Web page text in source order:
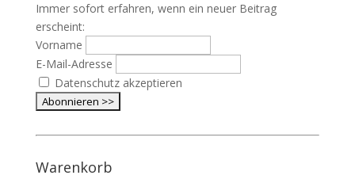
Immer sofort erfahren, wenn ein neuer Beitrag
erscheint:
Vorname
E-Mail-Adresse
Datenschutz akzeptieren
Warenkorb